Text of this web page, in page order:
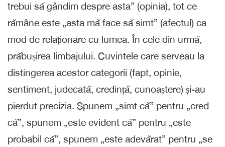
trebui să gândim despre asta” (opinia), tot ce
rămâne este „asta mă face să simt” (afectul) ca
mod de relaționare cu lumea. În cele din urmă,
prăbușirea limbajului. Cuvintele care serveau la
distingerea acestor categorii (fapt, opinie,
sentiment, judecată, credință, cunoaștere) și-au
pierdut precizia. Spunem „simt că” pentru „cred
că”, spunem „este evident că” pentru „este
probabil că”, spunem „este adevărat” pentru „se